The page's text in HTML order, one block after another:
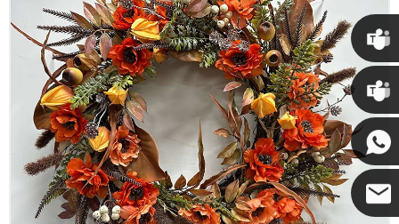
Chris
Kenny